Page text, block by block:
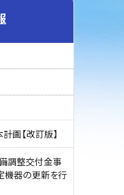
画【改訂版】
調整交付金事
機器の更新を行